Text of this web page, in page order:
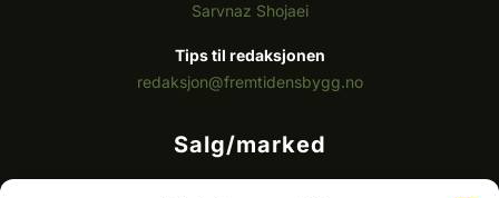
Sarvnaz Shojaei
Tips til redaksjonen
redaksjon@fremtidensbygg.no
Salg/marked